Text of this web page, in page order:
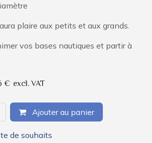
plaire aux petits et aux grands.
vos bases nautiques et partir à
€ excl. VAT
Ajouter au panier
de souhaits